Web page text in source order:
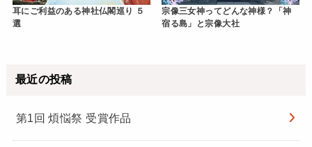
耳にご利益のある神社仏閣巡り ５
選
宗像三女神ってどんな神様？「神
宿る島」と宗像大社
最近の投稿
第1回 煩悩祭 受賞作品